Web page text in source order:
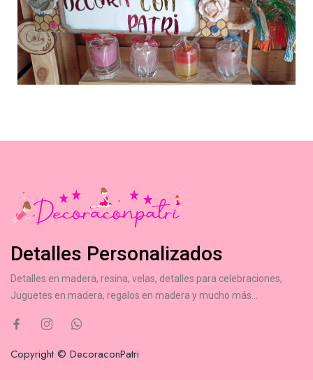
Detalles Personalizados
Detalles en madera, resina, velas, detalles para celebraciones,
Juguetes en madera, regalos en madera y mucho más...
Copyright © DecoraconPatri